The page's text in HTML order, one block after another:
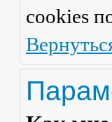
cookies